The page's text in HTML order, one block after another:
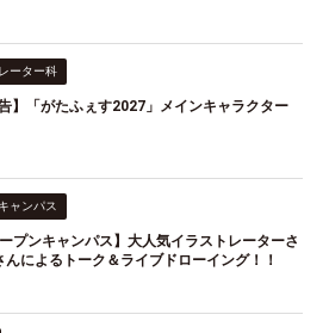
ーター科
告】「がたふぇす2027」メインキャラクター
ャンパス
ープンキャンパス】大人気イラストレーターさ
んによるトーク＆ライブドローイング！！